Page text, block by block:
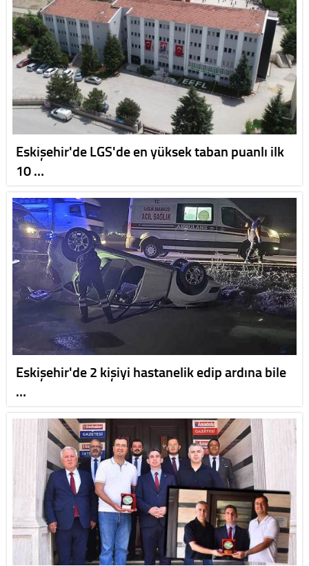
Eskişehir'de LGS'de en yüksek taban puanlı ilk
10 …
Eskişehir'de 2 kişiyi hastanelik edip ardına bile
…